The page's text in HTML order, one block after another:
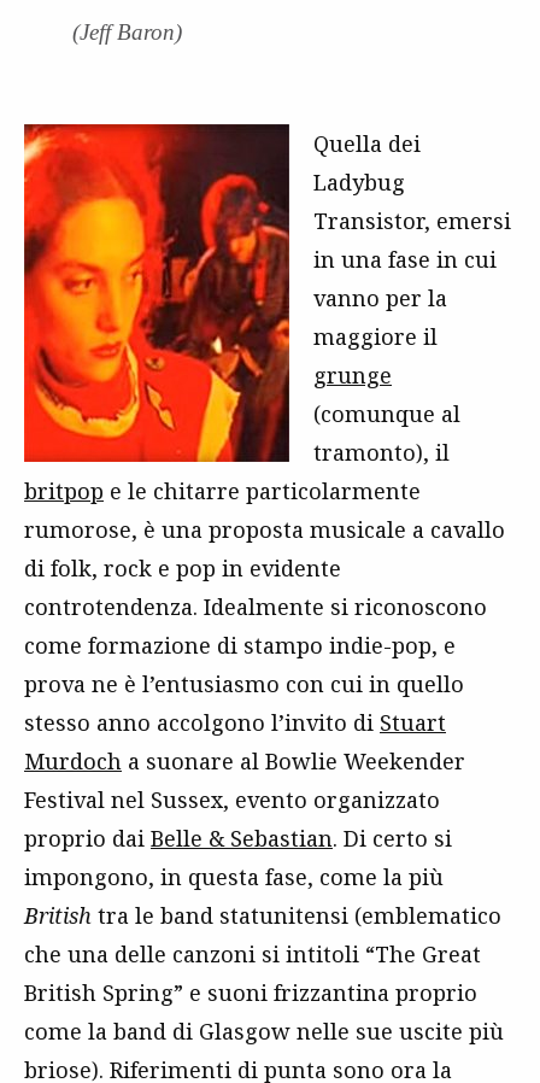
(Jeff Baron)
Quella dei
Ladybug
Transistor, emersi
in una fase in cui
vanno per la
maggiore il
grunge
(comunque al
tramonto), il
britpop e le chitarre particolarmente
rumorose, è una proposta musicale a cavallo
di folk, rock e pop in evidente
controtendenza. Idealmente si riconoscono
come formazione di stampo indie-pop, e
prova ne è l’entusiasmo con cui in quello
stesso anno accolgono l’invito di Stuart
Murdoch a suonare al Bowlie Weekender
Festival nel Sussex, evento organizzato
proprio dai Belle & Sebastian. Di certo si
impongono, in questa fase, come la più
British tra le band statunitensi (emblematico
che una delle canzoni si intitoli “The Great
British Spring” e suoni frizzantina proprio
come la band di Glasgow nelle sue uscite più
briose). Riferimenti di punta sono ora la